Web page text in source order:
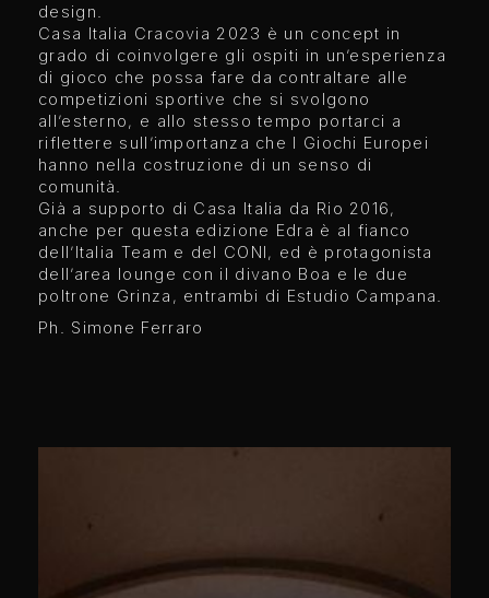
design.
Casa Italia Cracovia 2023 è un concept in
grado di coinvolgere gli ospiti in un’esperienza
di gioco che possa fare da contraltare alle
competizioni sportive che si svolgono
all’esterno, e allo stesso tempo portarci a
riflettere sull’importanza che I Giochi Europei
hanno nella costruzione di un senso di
comunità.
Già a supporto di Casa Italia da Rio 2016,
anche per questa edizione Edra è al fianco
dell’Italia Team e del CONI, ed è protagonista
dell’area lounge con il divano Boa e le due
poltrone Grinza, entrambi di Estudio Campana.
Ph. Simone Ferraro